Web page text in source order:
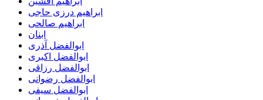
ابراهیم درزی حاجی
ابراهیم صالحی
ابنان
ابوالفضل آذری
ابوالفضل اکبری
ابوالفضل رزاقی
ابوالفضل رضوانی
ابوالفضل سیفی